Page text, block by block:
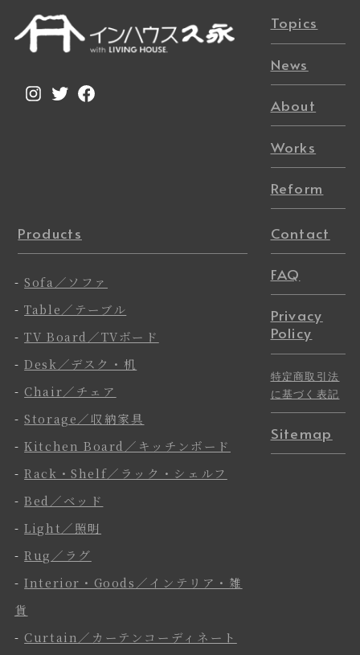
Instagram
TwitterFacebook
Topics
News
About
Works
Reform
Products
-Sofa／ソファ
-Table／テーブル
-TV Board／TVボード
-Desk／デスク・机
- Chair／チェア
-Storage／収納家具
-Kitchen Board／キッチンボード
-Rack・Shelf／ラック・シェルフ
-Bed／ベッド
-Light／照明
-Rug／ラグ
-Interior・Goods／インテリア・雑
貨
- Curtain／カーテンコーディネート
Contact
FAQ
Privacy
Policy
特定商取引法
に基づく表記
Sitemap